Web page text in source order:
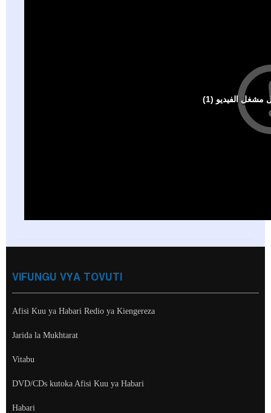
VIFUNGU VYA TOVUTI
Afisi Kuu ya Habari Redio ya Kiengereza
Jarida la Mukhtarat
Vitabu
DVD/CDs kutoka Afisi Kuu ya Habari
Habari